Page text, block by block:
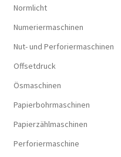
Normlicht
Numeriermaschinen
Nut- und Perforiermaschinen
Offsetdruck
Ösmaschinen
Papierbohrmaschinen
Papierzählmaschinen
Perforiermaschine